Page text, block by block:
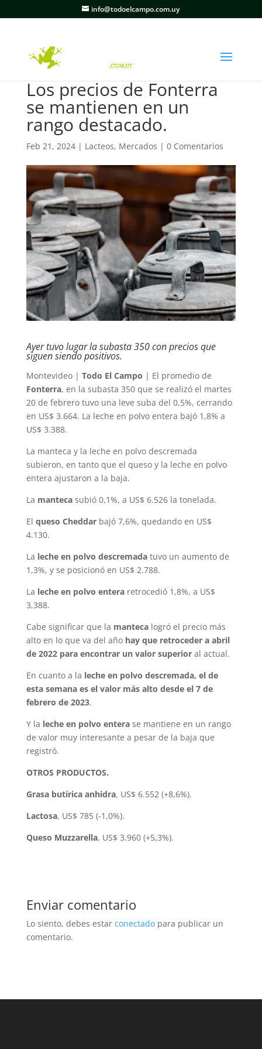
info@todoelcampo.com.uy
Los precios de Fonterra
se mantienen en un
rango destacado.
Feb 21, 2024| Lacteos, Mercados | 0 Comentarios
Ayer tuvo lugar la subasta 350 con precios que
siguen siendo positivos.
Montevideo | Todo El Campo | El promedio de
Fonterra, en la subasta 350 que se realizó el martes
20 de febrero tuvo una leve suba del 0,5%, cerrando
en US$ 3.664. La leche en polvo entera bajó 1,8% a
US$ 3.388.
La manteca y la leche en polvo descremada
subieron, en tanto que el queso y la leche en polvo
entera ajustaron a la baja.
La mantecasubió 0,1%, a US$ 6.526 la tonelada.
El queso Cheddarbajó 7,6%, quedando en US$
4.130.
La leche en polvo descremadatuvo un aumento de
1,3%, y se posicionó en US$ 2.788.
La leche en polvo enteraretrocedió 1,8%, a US$
3,388.
Cabe significar que la mantecalogró el precio más
alto en lo que va del año hay que retroceder a abril
de 2022 para encontrar un valor superioral actual.
En cuanto a la leche en polvo descremada, el de
esta semana es el valor más alto desde el 7 de
febrero de 2023.
Y la leche en polvo enterase mantiene en un rango
de valor muy interesante a pesar de la baja que
registró.
OTROS PRODUCTOS.
Grasa butírica anhidra, US$ 6.552 (+8,6%).
Lactosa, US$ 785 (-1,0%).
Queso Muzzarella, US$ 3.960 (+5,3%).
Enviar comentario
Lo siento, debes estar conectadopara publicar un
comentario.